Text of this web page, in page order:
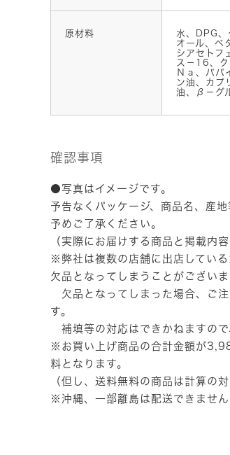
原材料
水、DPG
オール、ベ
シアセトフ
ス－16、
Ｎａ、パパ
ン油、カプ
油、β－グ
確認事項
●写真はイメージです。
予告なくパッケージ、商品名、産
予めご了承ください。
（実際にお届けする商品と掲載内
※弊社は複数の店舗に出店してい
欠品となってしまうことがございま
欠品となってしまった場合、ご
す。
補填等の対応はできかねますので
※お買い上げ商品の合計金額が
料となります。
（但し、送料無料の商品は計算の
※沖縄、一部離島は配送できませ